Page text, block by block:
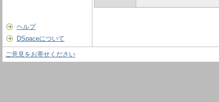
ヘルプ
DSpaceについて
ご意見をお寄せください